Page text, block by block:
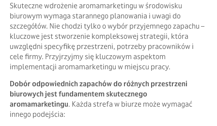
Skuteczne wdrożenie aromamarketingu w środowisku
biurowym wymaga starannego planowania i uwagi do
szczegółów. Nie chodzi tylko o wybór przyjemnego zapachu –
kluczowe jest stworzenie kompleksowej strategii, która
uwzględni specyfikę przestrzeni, potrzeby pracowników i
cele firmy. Przyjrzyjmy się kluczowym aspektom
implementacji aromamarketingu w miejscu pracy.
Dobór odpowiednich zapachów do różnych przestrzeni
biurowych jest fundamentem skutecznego
aromamarketingu. Każda strefa w biurze może wymagać
innego podejścia: